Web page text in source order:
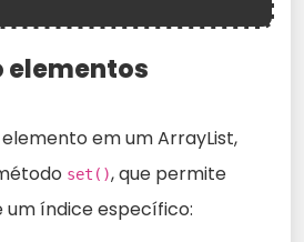
em um ArrayList,
set(), que permite
um índice específico: